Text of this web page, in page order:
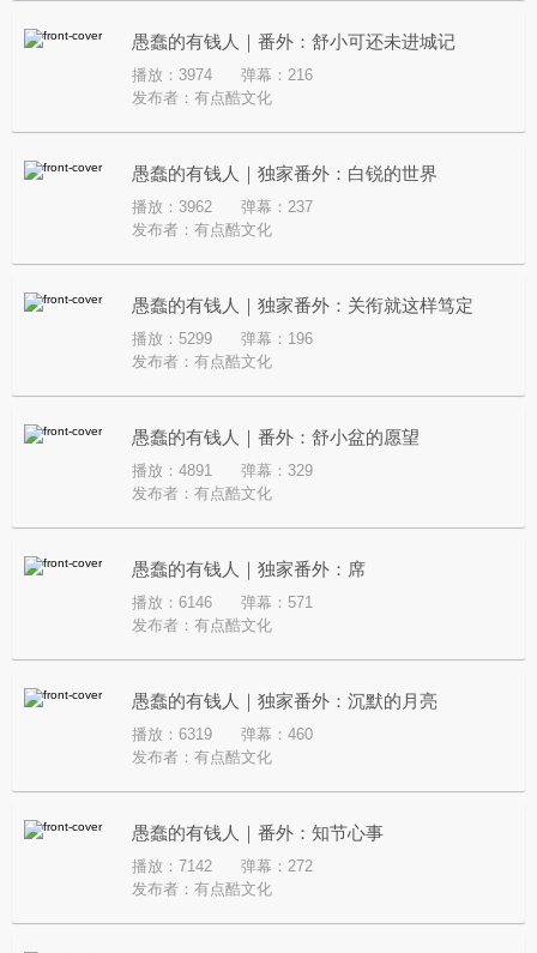
愚蠢的有钱人｜番外：舒小可还未进城记
播放：3974
弹幕：216
发布者： 有点酷文化
愚蠢的有钱人｜独家番外：白锐的世界
播放：3962
弹幕：237
发布者： 有点酷文化
愚蠢的有钱人｜独家番外：关衔就这样笃定
播放：5299
弹幕：196
发布者： 有点酷文化
愚蠢的有钱人｜番外：舒小盆的愿望
播放：4891
弹幕：329
发布者： 有点酷文化
愚蠢的有钱人｜独家番外：席
播放：6146
弹幕：571
发布者： 有点酷文化
愚蠢的有钱人｜独家番外：沉默的月亮
播放：6319
弹幕：460
发布者： 有点酷文化
愚蠢的有钱人｜番外：知节心事
播放：7142
弹幕：272
发布者： 有点酷文化